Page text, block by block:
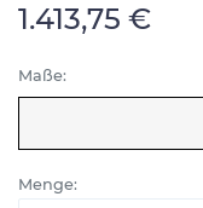
1.413,75 €
Maße:
Menge: